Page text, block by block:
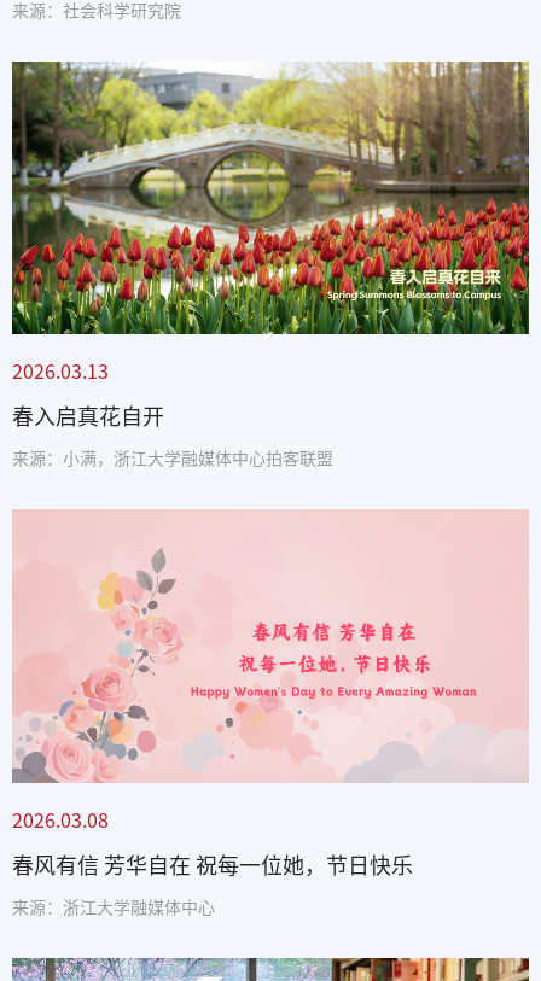
来源：社会科学研究院
2026.03.13
春入启真花自开
来源：小满，浙江大学融媒体中心拍客联盟
2026.03.08
春风有信 芳华自在 祝每一位她，节日快乐
来源：浙江大学融媒体中心